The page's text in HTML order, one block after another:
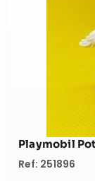
Playmobil
Ref: 251896